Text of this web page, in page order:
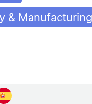
& Manufacturing